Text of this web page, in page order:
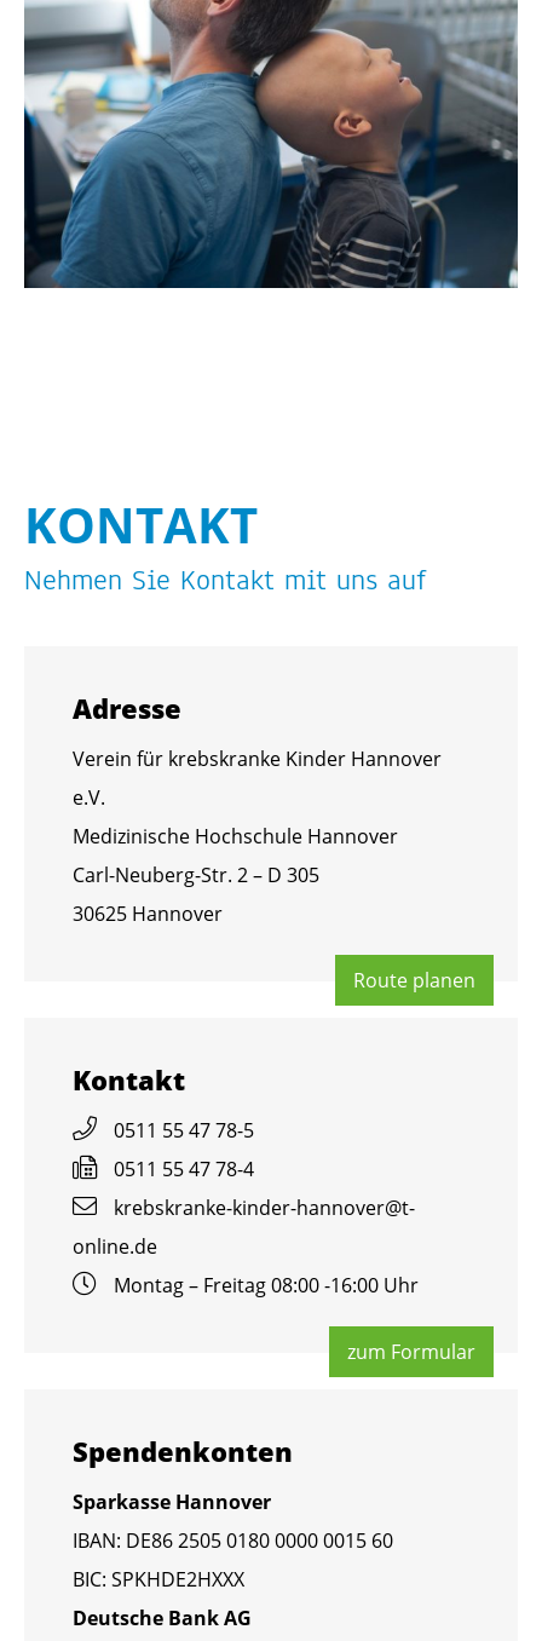
KON­TAKT
Neh­men Sie Kon­takt mit uns auf
Adres­se
Ver­ein für krebs­kran­ke Kin­der Han­no­ver
e.V.
Me­di­zi­ni­sche Hoch­schu­le Han­no­ver
Carl-Neu­berg-Str. 2 – D 305
30625 Han­no­ver
Route pla­nen
Kon­takt
0511 55 47 78-5
0511 55 47 78-4
krebs­kran­ke-kin­der-han­no­ver@​t-​
online.​de
Mon­tag – Frei­tag 08:00 -16:00 Uhr
zum For­mu­lar
Spen­den­kon­ten
Spar­kas­se Han­no­ver
IBAN: DE86 2505 0180 0000 0015 60
BIC: SPKHDE2HXXX
Deut­sche Bank AG